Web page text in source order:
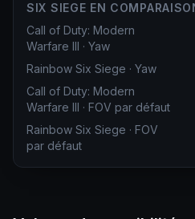
SIX SIEGE EN
Call of Duty: Modern
Warfare III · Yaw
Rainbow Six Siege · Yaw
Call of Duty: Modern
Warfare III · FOV par défaut
Rainbow Six Siege · FOV
par défaut